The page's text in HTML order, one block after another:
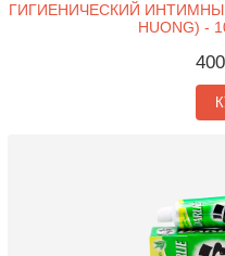
ГИГИЕНИЧЕСКИЙ
HUONG) -